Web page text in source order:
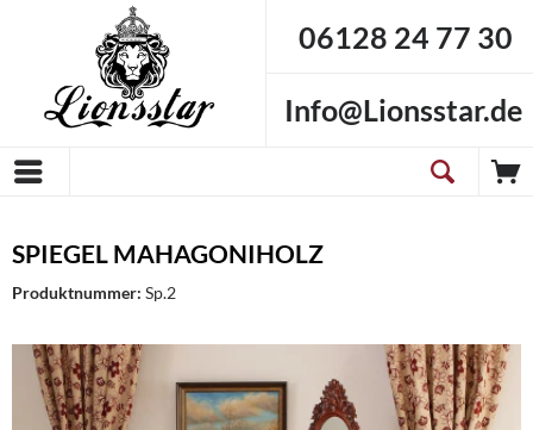
06128 24 77 30
Info@Lionsstar.de
SPIEGEL MAHAGONIHOLZ
Produktnummer: Sp.2